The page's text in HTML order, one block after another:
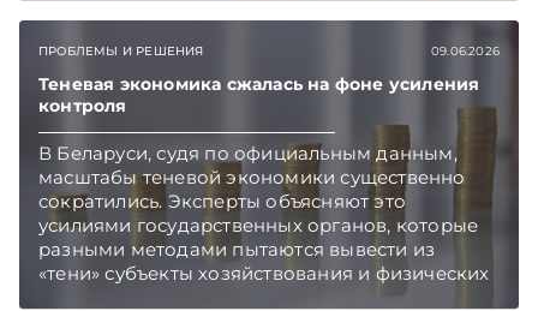
такой среде финансовым директорам
предстоит обес­печить устойчивость
ликвидности и одновременно организовать
эффективное размещение свобод­ных
денежных средств компании для получения
дополнительного дохода. Подписывайтесь на
Telegram‑канал и Viber. Главное об экономике
Беларуси — раньше, чем в новостях
TelegramViber
ПРОБЛЕМЫ И РЕШЕНИЯ 09.06.2026
Теневая экономика сжалась на фоне усиления
контроля
В Беларуси, судя по официальным данным,
масштабы теневой экономики существенно
сократились. Эксперты объясняют это
усилиями государственных органов, которые
разными методами пытаются вывести из
«тени» субъекты хозяйствования и физических
лиц. Подписывайтесь на Telegram‑канал и